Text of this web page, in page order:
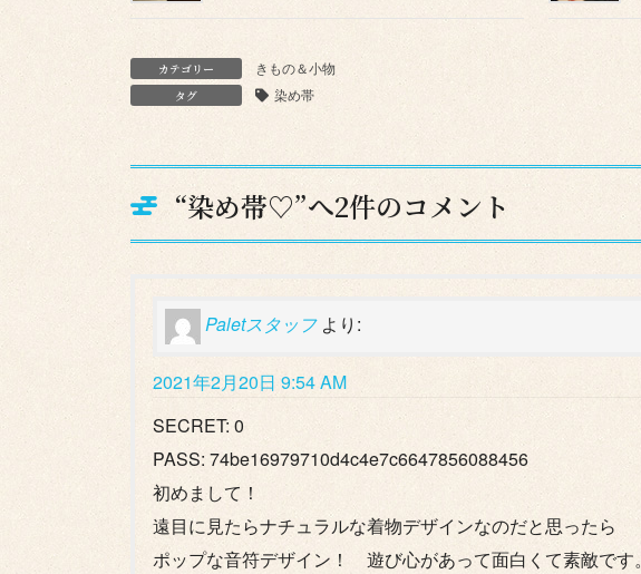
カテゴリー きもの＆小物
タグ 染め帯
“染め帯♡”へ2件のコメント
Paletスタッフ より:
2021年2月20日 9:54 AM
SECRET: 0
PASS: 74be16979710d4c4e7c6647856088456
初めまして！
遠目に見たらナチュラルな着物デザインなのだと思ったら
ポップな音符デザイン！ 遊び心があって面白くて素敵です。